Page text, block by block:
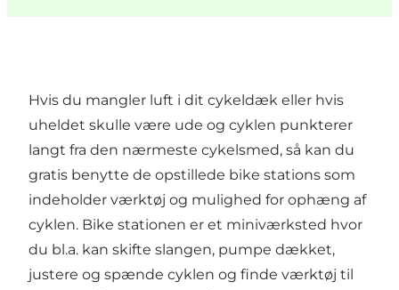
Hvis du mangler luft i dit cykeldæk eller hvis
uheldet skulle være ude og cyklen punkterer
langt fra den nærmeste cykelsmed, så kan du
gratis benytte de opstillede bike stations som
indeholder værktøj og mulighed for ophæng af
cyklen. Bike stationen er et miniværksted hvor
du bl.a. kan skifte slangen, pumpe dækket,
justere og spænde cyklen og finde værktøj til